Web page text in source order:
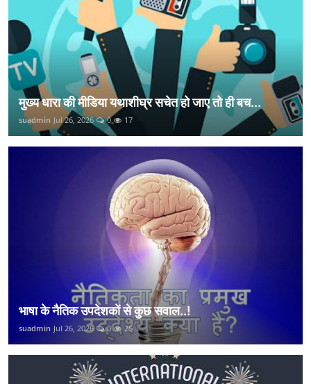
मुख्य धारा की मीडिया यथाशीघ्र सचेत हो जाए तो ही बच...
suadmin Jul 26, 2026 0 17
भाषा के नैतिक उपदेशकों से कुछ सवाल..!
suadmin Jul 26, 2026 0 25